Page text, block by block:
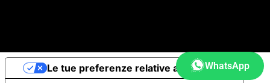
WhatsApp
Le tue preferenze relative alla privacy